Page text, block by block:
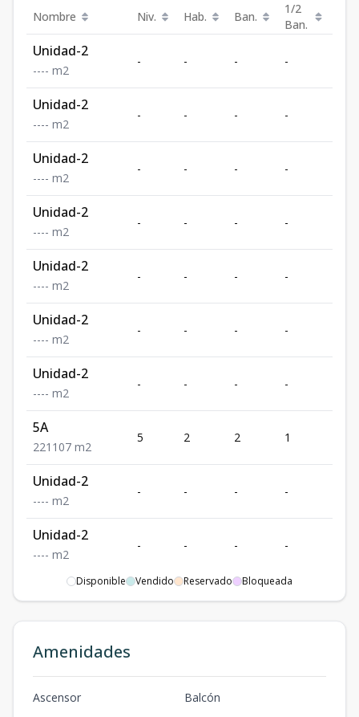
Nombre Niv. Hab. Ban.
1/2
Ban.
Unidad-2
---- m2
- - - -
Unidad-2
---- m2
- - - -
Unidad-2
---- m2
- - - -
Unidad-2
---- m2
- - - -
Unidad-2
---- m2
- - - -
Unidad-2
---- m2
- - - -
Unidad-2
---- m2
- - - -
5A
221 107 m2
5 2 2 1
Unidad-2
---- m2
- - - -
Unidad-2
---- m2
- - - -
Unidad-2
- - - - -
Unidad-2
- -- m2
Unidad-2
-
Disponible Vendido Reservado Bloqueada
Amenidades
Ascensor
Balcón